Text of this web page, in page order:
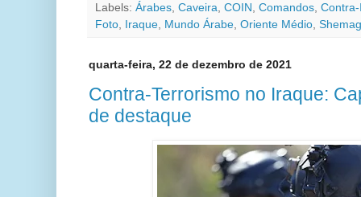
Labels: Árabes Caveira COIN Comandos
Foto Iraque Mundo Árabe Oriente Médio Shemag
quarta-feira, 22 de dezembro de 2021
Contra-Terrorismo no Iraque:
de destaque